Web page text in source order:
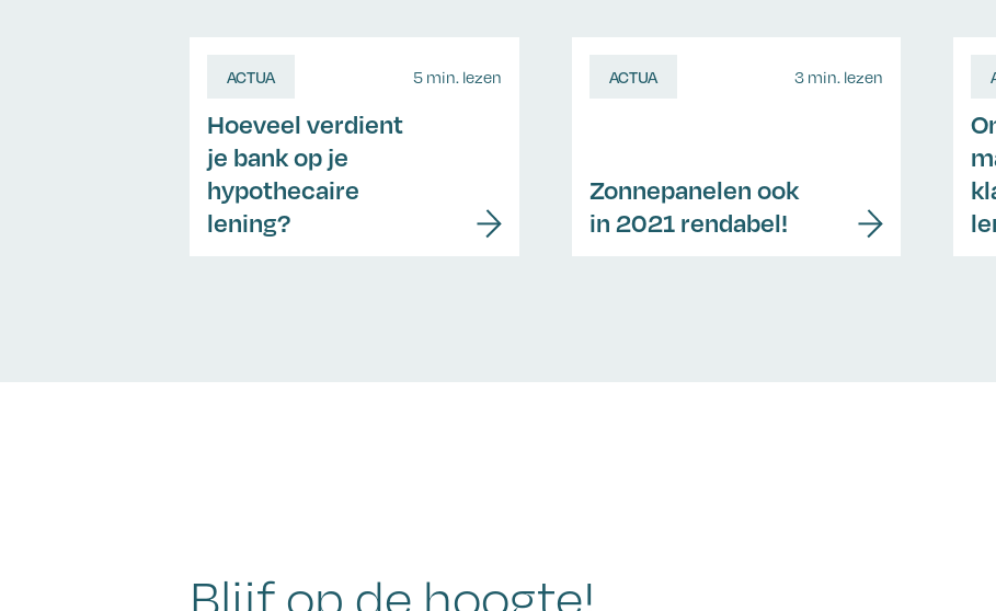
ACTUA 5 min. lezen
Hoeveel verdient
je bank op je
hypothecaire
lening?
ACTUA 3 min. lezen
Zonnepanelen ook
in 2021 rendabel!
Blijf op de hoogte!